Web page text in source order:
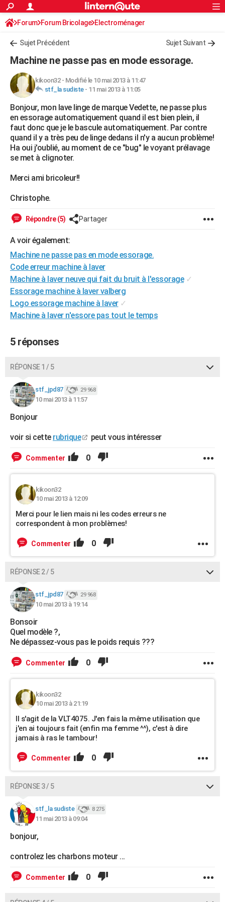
ACTUALITÉS
Politique
Société
Faits Divers
Education
Monde
Villes
+
FINANCE
Retraite
Impôts
Epargne
Immobilier
Risques naturels par ville
Banque
Assurance
Crédit
AUTO
Essais
Réserver un essai
Citadines
Berlines
SUV
Forum auto
+HIGH-TECH
Mobiles
Meilleur smartphone
Internet
Ordinateurs
Jeux vidéo
Guide high-tech
+BRICOLAGE
Forum
Aménagement intérieur
Extérieur
Cuisine
Salle de bains
Jardinage
Rangement
WEEK-END
Guides de France
Escapades
Patrimoine
Expositions
Musées
Week-end nature
+LIFESTYLE
Art de vivre
Bien-être
Loisirs
Mode
Modes de vie
SANTE
Alimentation
Guide de la santé
Maladies
Médicaments
Sommeil
VOYAGE
Destinations
City break
Voyage nature
Voyage de noces
Forum
Climat
PHOTO
GUIDES D'ACHAT
BONS PLANS
CARTE DE VOEUX
Carte de Noël
Carte Bonne année
Carte Saint-Valentin
Carte Pâques
Carte d'anniversaire
DICTIONNAIRE
Dictionnaire
Biographies
Citations
Expressions
Proverbes
PROGRAMME TV
AVIS DE DÉCÈS
FORUM
Bricolage
Lifestyle
Culture
Sport
Auto
Television
Voyage
Cinema
S'inscrire
Connexion
Forum Forum Bricolage Electroménager
Sujet Précédent Sujet Suivant
Machine ne passe pas en mode essorage.
kikoon32- Modifié le 10 mai 2013 à 11:47
stf_la sudiste- 11 mai 2013 à 11:05
Bonjour, mon lave linge de marque Vedette, ne passe plus
en essorage automatiquement quand il est bien plein, il
faut donc que je le bascule automatiquement. Par contre
quand il y a très peu de linge dedans il n'y a aucun problème!
Ha oui j'oublié, au moment de ce "bug" le voyant prélavage
se met à clignoter.
Merci ami bricoleur!!
Christophe.
Répondre (5) Partager
A voir également:
Machine ne passe pas en mode essorage.
Code erreur machine à laver
Machine à laver neuve qui fait du bruit à l'essorage ✓
Essorage machine à laver valberg
Logo essorage machine à laver ✓
Machine à laver n'essore pas tout le temps
5 réponses
RÉPONSE 1 / 5
stf_jpd87 29 968
10 mai 2013 à 11:57
Bonjour
voir si cette rubrique peut vous intéresser
Commenter 0
kikoon32
10 mai 2013 à 12:09
Merci pour le lien mais ni les codes erreurs ne
correspondent à mon problèmes!
Commenter 0
RÉPONSE 2 / 5
stf_jpd87 29 968
10 mai 2013 à 19:14
Bonsoir
Quel modèle ?,
Ne dépassez-vous pas le poids requis ???
Commenter 0
kikoon32
10 mai 2013 à 21:19
Il s'agit de la VLT4075. J'en fais la même utilisation que
j'en ai toujours fait (enfin ma femme ^^), c'est à dire
jamais à ras le tambour!
Commenter 0
RÉPONSE 3 / 5
stf_la sudiste 8 275
11 mai 2013 à 09:04
bonjour,
controlez les charbons moteur ...
Commenter 0